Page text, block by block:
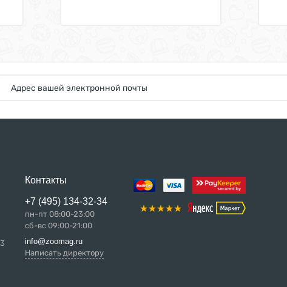
Контакты
+7 (495) 134-32-34
пн-пт 08:00-23:00
сб-вс 09:00-21:00
info@zoomag.ru
Написать директору